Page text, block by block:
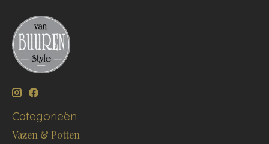
Categorieën
Vazen & Potten